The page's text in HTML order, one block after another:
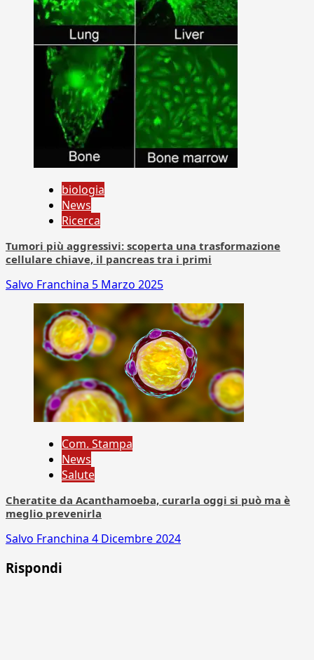
biologia
News
Ricerca
Tumori più aggressivi: scoperta una trasformazione
cellulare chiave, il pancreas tra i primi
Salvo Franchina 5 Marzo 2025
Com. Stampa
News
Salute
Cheratite da Acanthamoeba, curarla oggi si può ma è
meglio prevenirla
Salvo Franchina 4 Dicembre 2024
Rispondi